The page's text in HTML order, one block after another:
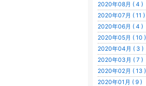
2020年08月 ( 4 )
2020年07月 ( 11 )
2020年06月 ( 4 )
2020年05月 ( 10 )
2020年04月 ( 3 )
2020年03月 ( 7 )
2020年02月 ( 13 )
2020年01月 ( 9 )